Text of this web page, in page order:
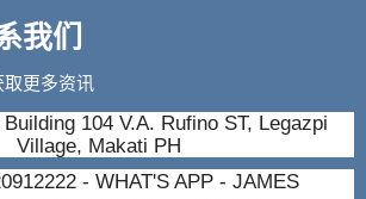
我们
更多资讯
104 V.A. Rufino ST, Legazpi
Village, Makati PH
- WHAT'S APP - JAMES